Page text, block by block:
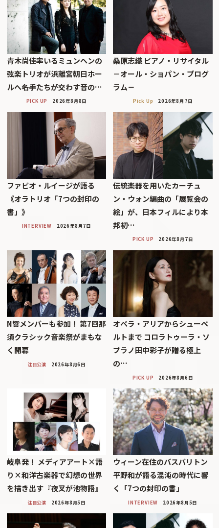
青木尚佳率いるミュンヘンの
弦楽トリオが浜離宮朝日ホー
ルへ――名手たちが交わす音の…
PICK UP 2026年8月8日
桑原志織 ピアノ・リサイタル
－オール・ショパン・プログ
ラム－
Pick Up 2026年8月7日
ファビオ・ルイージが語る
《オラトリオ「7つの封印の
書」》
INTERVIEW 2026年8月7日
伝統楽器を用いたカーチュ
ン・ウォン編曲の「展覧会の
絵」が、日本フィルにより本
邦初…
PICK UP 2026年8月7日
N響メンバーも参加！ 第7回那
須クラシック音楽祭がまもな
く開幕
注目公演 2026年8月6日
オペラ・アリアからシューベ
ルトまで コロラトゥーラ・ソ
プラノ田中彩子が贈る極上
の…
PICK UP 2026年8月6日
岐阜発！ メディアアート×語
り×和洋古楽器で幻想の世界
を描き出す『夜叉が池物語』
注目公演 2026年8月5日
ウィーン在住のバスバリトン
平野和が語る混沌の時代に響
く「7つの封印の書」
INTERVIEW 2026年8月5日